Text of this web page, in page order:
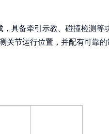
具备牵引示教、碰撞检测等
关节运行位置，并配有可靠